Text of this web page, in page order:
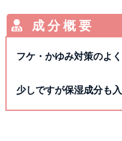
フケ・かゆみ対策のよ
少しですが保湿成分も